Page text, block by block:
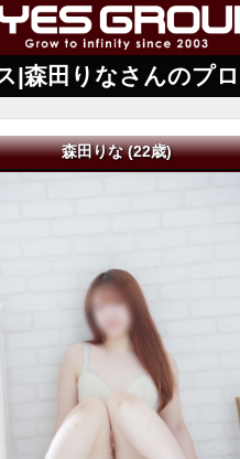
|森田りなさんのプ
森田りな (22歳)